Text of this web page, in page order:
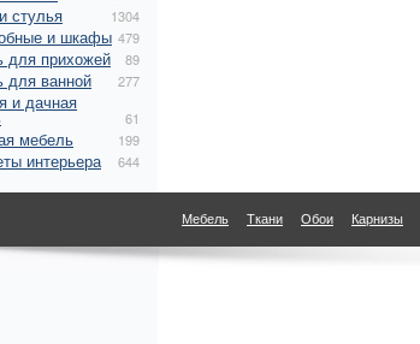
стулья 1304
и шкафы 479
для прихожей 89
для ванной 277
и дачная
61
мебель 199
интерьера 644
Мебель Ткани Обои Карнизы